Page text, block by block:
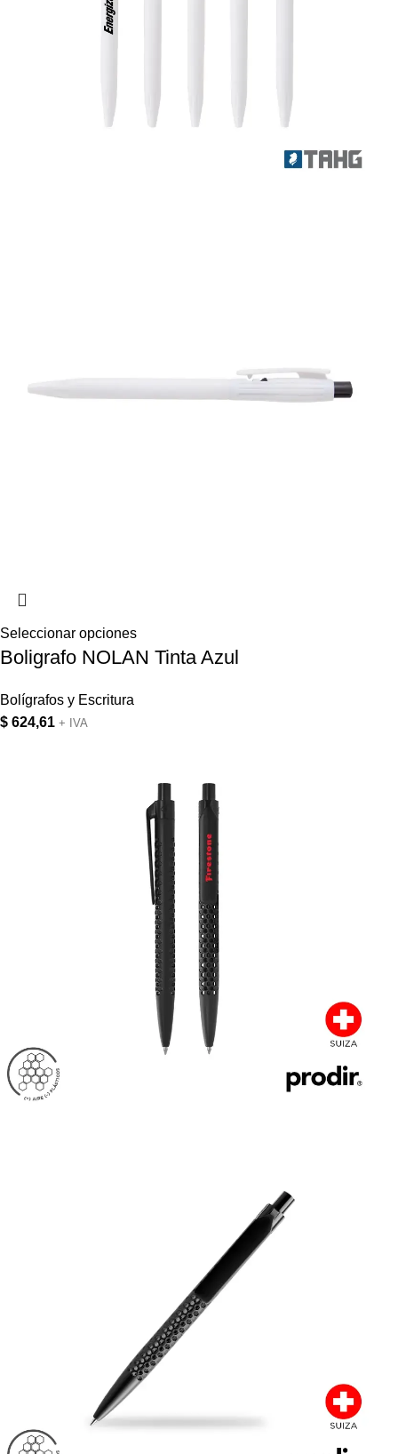
Seleccionar opciones
Boligrafo NOLAN Tinta Azul
Bolígrafos y Escritura
$ 624,61 + IVA